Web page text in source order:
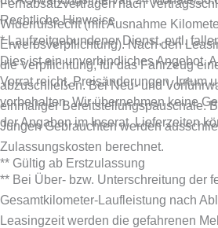
Rechtliche Hinweise
* Laufzeitgebundener Dienst, evtl.
Dies ist ein unverbindliches Angebot.
Vorrat reicht. Preisänderungen, Irrtum
vorbehalten. Wir übernehmen keine
der Angaben im Inserat. Lieferzeiten
** Gültig ab Erstzulassung
Fernabsatzverträgen nach
Widerrufsrecht (mit Ausnahme
Erwerbsverpflichtung). Nach den
die Verpflichtung, für das Fahrzeug
abzuschließen.Bei Neu- und
einmaliger Bereitstellungspauschale.
Jungen Gebrauchten werden
Zulassungskosten berechnet.
** Bei Über- bzw. Unterschreitung der
Gesamtkilometer-Laufleistung nach
Leasingzeit werden die gefahrenen